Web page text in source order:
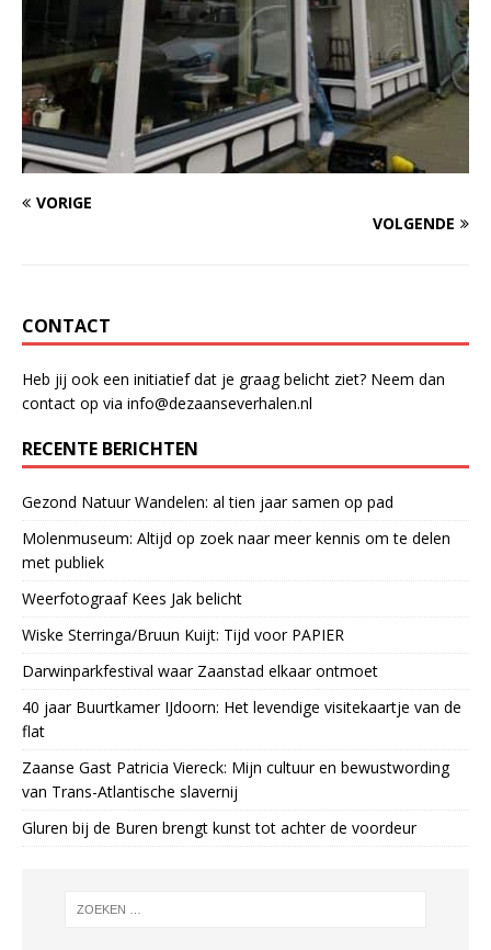
VORIGE
VOLGENDE
CONTACT
Heb jij ook een initiatief dat je graag belicht ziet? Neem dan
contact op via info@dezaanseverhalen.nl
RECENTE BERICHTEN
Gezond Natuur Wandelen: al tien jaar samen op pad
Molenmuseum: Altijd op zoek naar meer kennis om te delen
met publiek
Weerfotograaf Kees Jak belicht
Wiske Sterringa/Bruun Kuijt: Tijd voor PAPIER
Darwinparkfestival waar Zaanstad elkaar ontmoet
40 jaar Buurtkamer IJdoorn: Het levendige visitekaartje van de
flat
Zaanse Gast Patricia Viereck: Mijn cultuur en bewustwording
van Trans-Atlantische slavernij
Gluren bij de Buren brengt kunst tot achter de voordeur